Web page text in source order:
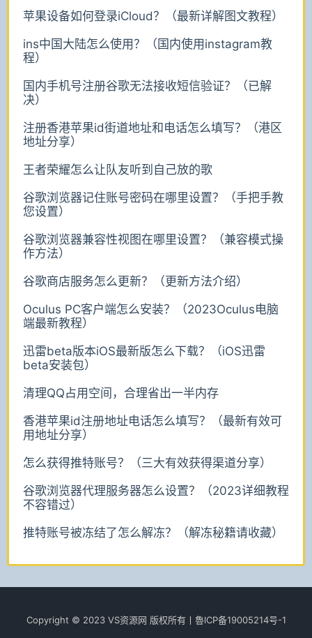
苹果设备如何登录iCloud？（最新详解图文教程）
ins中国大陆怎么使用？（国内使用instagram教
程）
国内手机号注册谷歌无法接收短信验证？（已解
决）
注册香港苹果id街道地址和电话怎么填写？（港区
地址分享）
王者荣耀怎么让队友听到自己放的歌
谷歌浏览器记住账号密码在哪里设置？（手把手教
您设置）
谷歌浏览器兼容性视图在哪里设置？（兼容模式操
作方法）
谷歌商店服务怎么更新？（更新方法介绍）
Oculus PC客户端怎么安装？（2023Oculus电脑
端最新教程）
迅雷beta版本iOS最新版怎么下载？（iOS迅雷
beta安装包）
清理QQ占用空间，合理省出一半内存
香港苹果id注册地址电话怎么填写？（最新有效可
用地址分享）
怎么获得推特账号？（三大有效获得渠道分享）
谷歌浏览器代理服务器怎么设置？（2023详细教程
不容错过）
推特账号被冻结了怎么解冻？（解冻秘籍请收藏）
Copyright © 2023 VS资源网 版权所有丨魯lCР­­­­­­备19005214号-1